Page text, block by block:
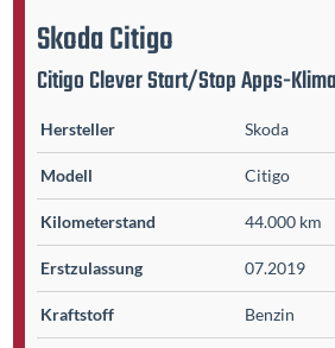
SkodaCitigo
Citigo Clever Start/Stop Apps-
Hersteller Skoda
Modell Citigo
Kilometer­stand 44.000 km
Erst­zulassung 07.2019
Kraftstoff Benzin